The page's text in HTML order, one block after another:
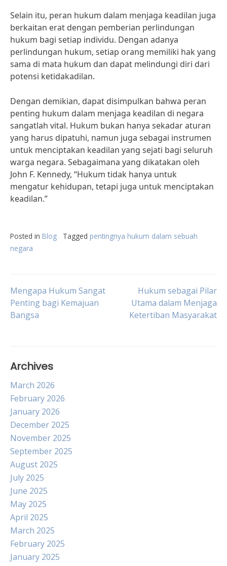
Selain itu, peran hukum dalam menjaga keadilan juga
berkaitan erat dengan pemberian perlindungan
hukum bagi setiap individu. Dengan adanya
perlindungan hukum, setiap orang memiliki hak yang
sama di mata hukum dan dapat melindungi diri dari
potensi ketidakadilan.
Dengan demikian, dapat disimpulkan bahwa peran
penting hukum dalam menjaga keadilan di negara
sangatlah vital. Hukum bukan hanya sekadar aturan
yang harus dipatuhi, namun juga sebagai instrumen
untuk menciptakan keadilan yang sejati bagi seluruh
warga negara. Sebagaimana yang dikatakan oleh
John F. Kennedy, “Hukum tidak hanya untuk
mengatur kehidupan, tetapi juga untuk menciptakan
keadilan.”
Posted in Blog Tagged pentingnya hukum dalam sebuah
negara
Post
navigation
Mengapa Hukum Sangat
Penting bagi Kemajuan
Bangsa
Hukum sebagai Pilar
Utama dalam Menjaga
Ketertiban Masyarakat
Archives
March 2026
February 2026
January 2026
December 2025
November 2025
September 2025
August 2025
July 2025
June 2025
May 2025
April 2025
March 2025
February 2025
January 2025